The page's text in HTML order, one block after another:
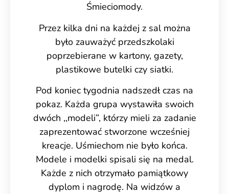
Śmieciomody.
Przez kilka dni na każdej z sal można
było zauważyć przedszkolaki
poprzebierane w kartony, gazety,
plastikowe butelki czy siatki.
Pod koniec tygodnia nadszedł czas na
pokaz. Każda grupa wystawiła swoich
dwóch ,,modeli”, którzy mieli za zadanie
zaprezentować stworzone wcześniej
kreacje. Uśmiechom nie było końca.
Modele i modelki spisali się na medal.
Każde z nich otrzymało pamiątkowy
dyplom i nagrodę. Na widzów a